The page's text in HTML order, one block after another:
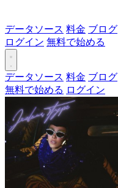
データソース 料金 ブログ
ログイン 無料で始める
データソース 料金 ブログ
無料で始める ログイン